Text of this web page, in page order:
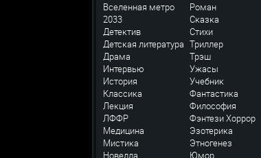
Вселенная метро
2033
Детектив
Детская литература
Драма
Интервью
История
Классика
Лекция
ЛФФР
Медицина
Мистика
Новелла
Роман
Сказка
Стихи
Триллер
Трэш
Ужасы
Учебник
Фантастика
Философия
ФэнтезиХоррор
Эзотерика
Этногенез
Юмор